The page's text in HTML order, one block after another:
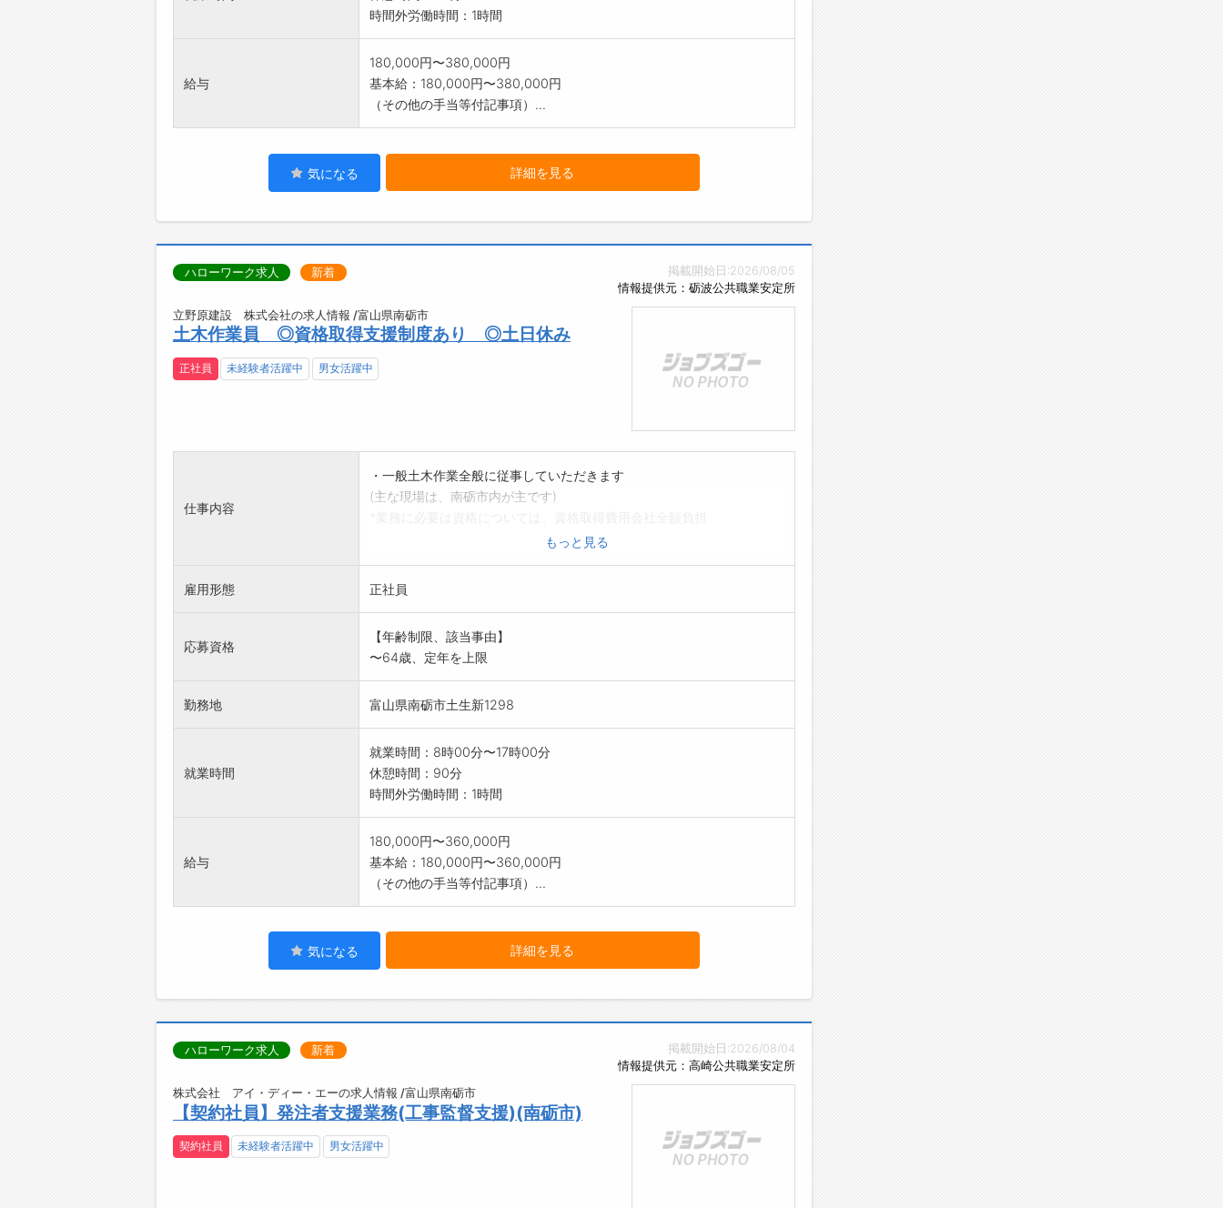
時間外労働時間：1時間
給与
180,000円〜380,000円
基本給：180,000円〜380,000円
（その他の手当等付記事項）...
気になる 詳細を見る
掲載開始日:2026/08/05
情報提供元：砺波公共職業安定所
ハローワーク求人 新着
立野原建設 株式会社の求人情報 /富山県南砺市
土木作業員 ◎資格取得支援制度あり ◎土日休み
正社員 未経験者活躍中 男女活躍中
仕事内容
・一般土木作業全般に従事していただきます
(主な現場は、南砺市内が主です)
を受けて下さい
もっと見る
雇用形態 正社員
応募資格
【年齢制限、該当事由】
〜64歳、定年を上限
勤務地 富山県南砺市土生新1298
就業時間
就業時間：8時00分〜17時00分
休憩時間：90分
時間外労働時間：1時間
給与
180,000円〜360,000円
基本給：180,000円〜360,000円
（その他の手当等付記事項）...
気になる 詳細を見る
掲載開始日:2026/08/04
情報提供元：高崎公共職業安定所
ハローワーク求人 新着
株式会社 アイ・ディー・エーの求人情報 /富山県南砺市
【契約社員】発注者支援業務(工事監督支援)(南砺市)
契約社員 未経験者活躍中 男女活躍中